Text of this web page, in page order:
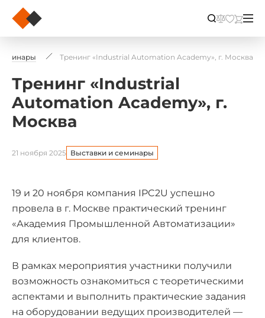
Тренинг «Industrial Automation Academy», г. Москва
Тренинг «Industrial
Automation Academy», г.
Москва
21 ноября 2025 Выставки и семинары
19 и 20 ноября компания IPC2U успешно
провела в г. Москве практический тренинг
«Академия Промышленной Автоматизации»
для клиентов.
В рамках мероприятия участники получили
возможность ознакомиться с теоретическими
аспектами и выполнить практические задания
на оборудовании ведущих производителей —